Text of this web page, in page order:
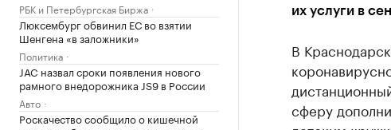
РБК и Петербургская Биржа
Люксембург обвинил ЕС во взятии
Шенгена «в заложники»
Политика
JAC назвал сроки появления нового
рамного внедорожника JS9 в России
Авто
Роскачество сообщило о кишечной
их услуги в
В
сферу